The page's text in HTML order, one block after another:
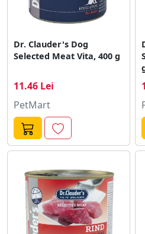
Dr. Clauder's Dog
Selected Meat Vita, 400 g
11.46 Lei
PetMart